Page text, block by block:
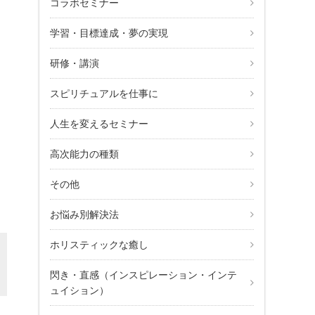
の365日ワンネス実践メール講座
コラボセミナー
学習・目標達成・夢の実現
研修・講演
スピリチュアルを仕事に
人生を変えるセミナー
高次能力の種類
その他
お悩み別解決法
ホリスティックな癒し
閃き・直感（インスピレーション・インテ
ュイション）